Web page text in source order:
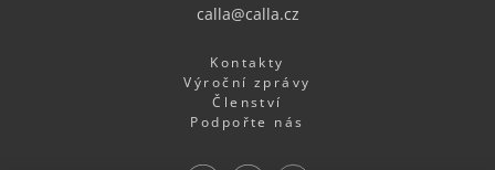
calla@calla.cz
Kontakty
Výroční zprávy
Členství
Podpořte nás